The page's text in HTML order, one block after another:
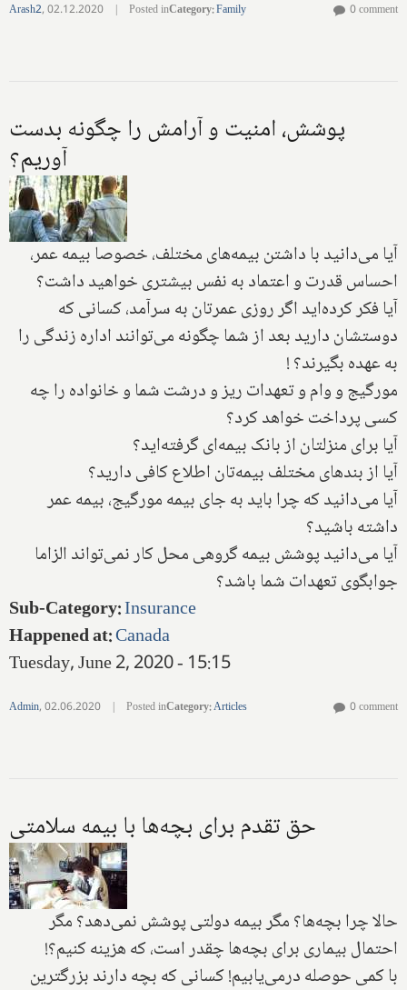
Arash2,02.12.2020 | Posted inCategory:Family 0 comment
پوشش، امنیت و آرامش را چگونه بدست
آوریم؟
آیا می‌دانید با داشتن بیمه‌های مختلف، خصوصا بیمه عمر،
احساس قدرت و اعتماد به نفس بیشتری خواهید داشت؟
آیا فکر کرده‌اید ا‌گر روزی عمرتان به سرآمد، کسانی که
دوستشان دارید بعد از شما چگونه می‌توانند اداره زندگی را
به عهده بگیرند؟ !
مورگیج‌ و وام و تعهدات ریز و درشت شما و خانواده را چه
کسی پرداخت خواهد کرد؟
آیا برای منزلتان از بانک بیمه‌ای گرفته‌اید؟
آیا از بندهای مختلف بیمه‌تان اطلاع کافی دارید؟
آیا می‌دانید که چرا باید به جای بیمه مورگیج، بیمه عمر
داشته باشید؟
آیا‌ می‌دانید پوشش بیمه گروهی محل کار نمی‌تواند الزاما
جوابگوی تعهدات شما باشد؟
Sub-Category:Insurance
Happened at:Canada
Tuesday, June 2, 2020 - 15:15
Admin,02.06.2020 | Posted inCategory:Articles 0 comment
حق تقدم برای بچه‌ها با بیمه سلامتی
حالا چرا بچه‌ها‌؟ مگر بیمه دولتی پوشش نمی‌دهد؟ مگر
احتمال بیماری برای بچه‌ها چقدر است، که هزینه کنیم؟!
با کمی حوصله درمی‌یابیم! کسانی که بچه دارند بزرگترین